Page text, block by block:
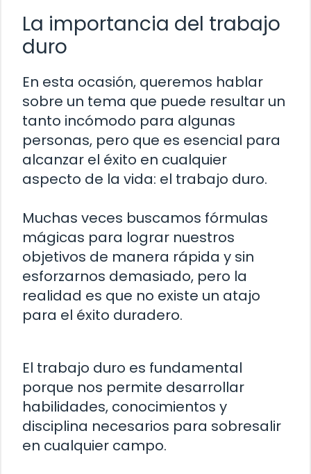
La importancia del trabajo
duro
En esta ocasión, queremos hablar
sobre un tema que puede resultar un
tanto incómodo para algunas
personas, pero que es esencial para
alcanzar el éxito en cualquier
aspecto de la vida: el trabajo duro.
Muchas veces buscamos fórmulas
mágicas para lograr nuestros
objetivos de manera rápida y sin
esforzarnos demasiado, pero la
realidad es que no existe un atajo
para el éxito duradero.
El trabajo duro es fundamental
porque nos permite desarrollar
habilidades, conocimientos y
disciplina necesarios para sobresalir
en cualquier campo.